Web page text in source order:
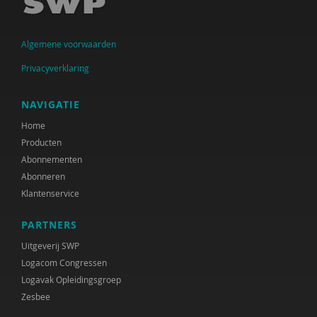
Peter Dijkstra
Sietske Dijkstra, Hameeda Lakho en Kirsten
Linda Duvekot
Miriam Ekelschot
Monique Engelbertink
Maarten Faas
Angelique Friderich
Algemene voorwaarden
Privacyverklaring
NAVIGATIE
Home
Producten
Abonnementen
Abonneren
Klantenservice
PARTNERS
Uitgeverij SWP
Logacom Congressen
Logavak Opleidingsgroep
Zesbee